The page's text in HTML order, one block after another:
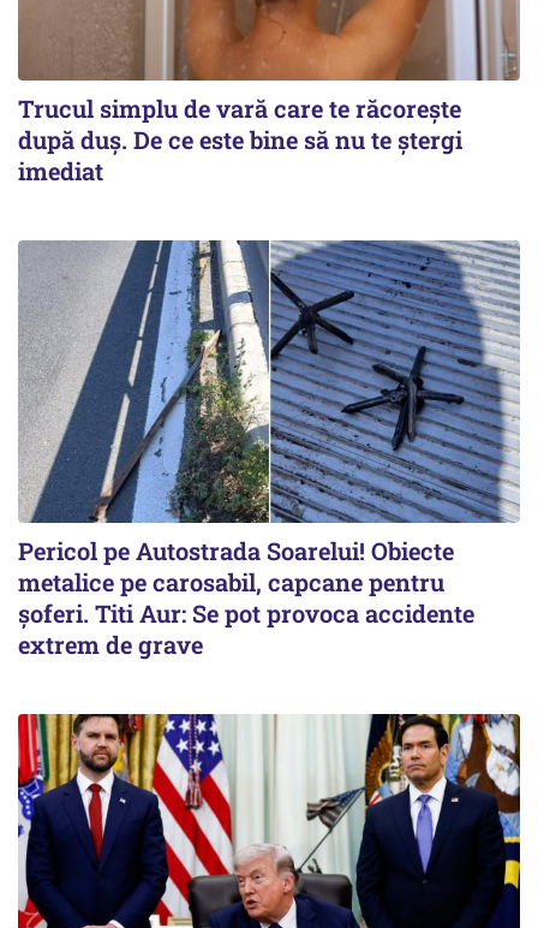
Trucul simplu de vară care te răcorește
după duș. De ce este bine să nu te ștergi
imediat
Pericol pe Autostrada Soarelui! Obiecte
metalice pe carosabil, capcane pentru
șoferi. Titi Aur: Se pot provoca accidente
extrem de grave